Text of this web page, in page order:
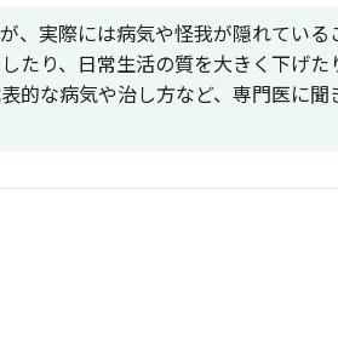
、実際には病気や怪我が隠れている
たり、日常生活の質を大きく下げた
的な病気や治し方など、専門医に聞